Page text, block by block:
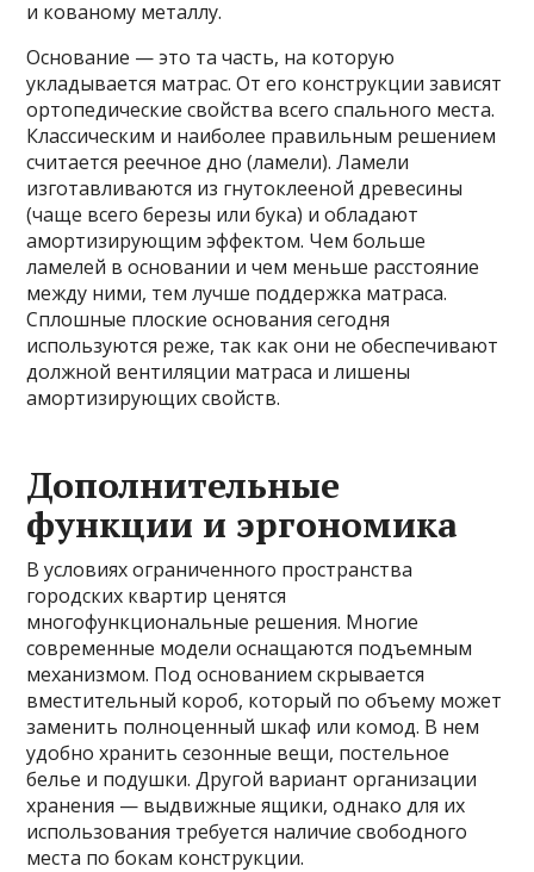
и кованому металлу.
Основание — это та часть, на которую
укладывается матрас. От его конструкции зависят
ортопедические свойства всего спального места.
Классическим и наиболее правильным решением
считается реечное дно (ламели). Ламели
изготавливаются из гнутоклееной древесины
(чаще всего березы или бука) и обладают
амортизирующим эффектом. Чем больше
ламелей в основании и чем меньше расстояние
между ними, тем лучше поддержка матраса.
Сплошные плоские основания сегодня
используются реже, так как они не обеспечивают
должной вентиляции матраса и лишены
амортизирующих свойств.
Дополнительные
функции и эргономика
В условиях ограниченного пространства
городских квартир ценятся
многофункциональные решения. Многие
современные модели оснащаются подъемным
механизмом. Под основанием скрывается
вместительный короб, который по объему может
заменить полноценный шкаф или комод. В нем
удобно хранить сезонные вещи, постельное
белье и подушки. Другой вариант организации
хранения — выдвижные ящики, однако для их
использования требуется наличие свободного
места по бокам конструкции.